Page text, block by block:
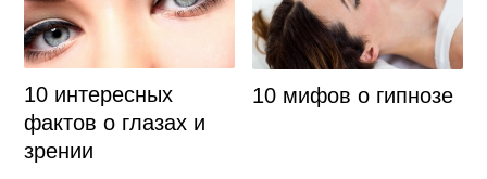
10 интересных
фактов о глазах и
зрении
10 мифов о гипнозе